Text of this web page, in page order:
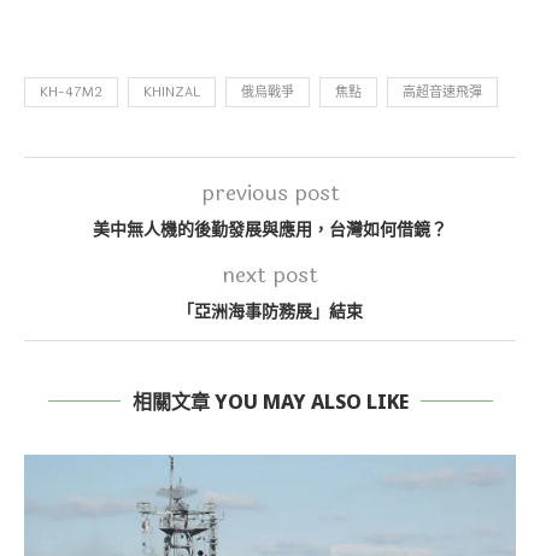
KH-47M2 KHINZAL 俄烏戰爭 焦點 高超音速飛彈
previous post
美中無人機的後勤發展與應用，台灣如何借鏡？
next post
「亞洲海事防務展」結束
相關文章 YOU MAY ALSO LIKE